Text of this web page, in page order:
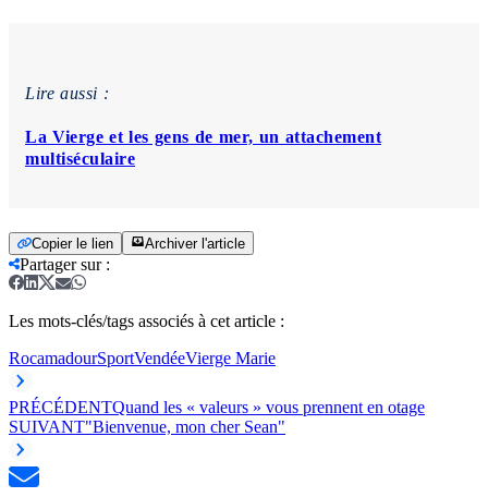
Lire aussi :
La Vierge et les gens de mer, un attachement
multiséculaire
Copier le lien Archiver l'article
Partager sur:
Les mots-clés/tags associés à cet article :
RocamadourSportVendéeVierge Marie
PRÉCÉDENTQuand les « valeurs » vous prennent en otage
SUIVANT"Bienvenue, mon cher Sean"